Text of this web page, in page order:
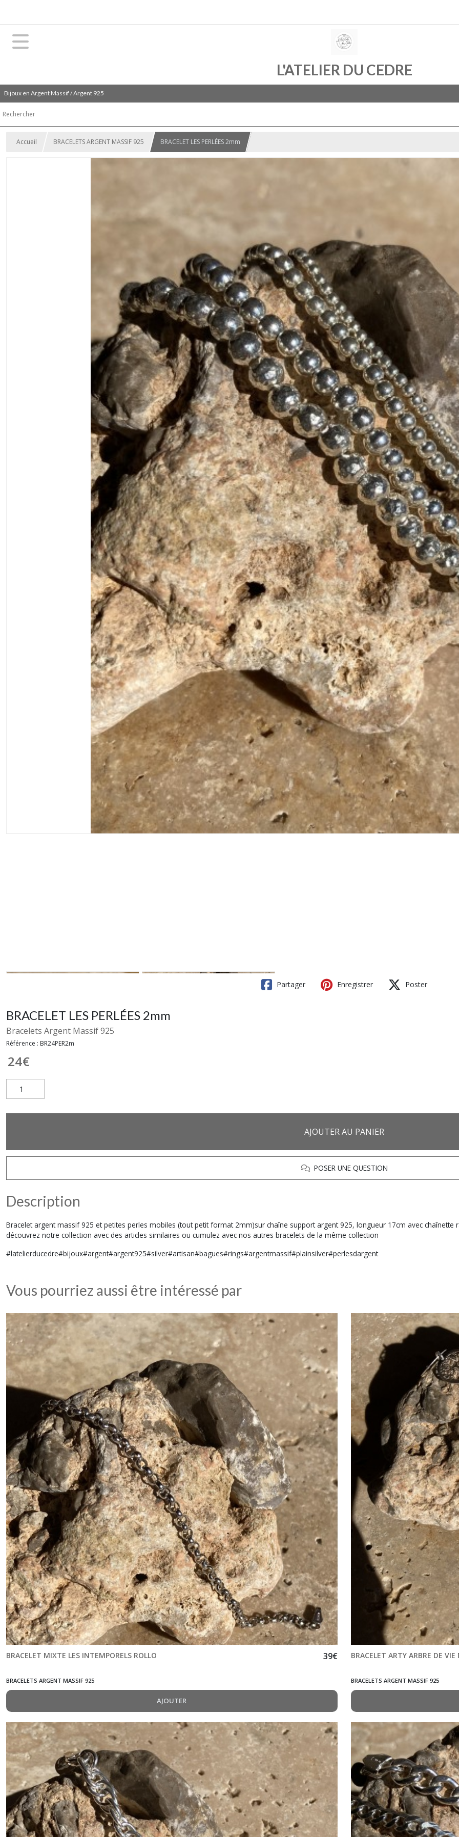
L'ATELIER DU CEDRE
Bijoux en Argent Massif / Argent 925
Accueil BRACELETS ARGENT MASSIF 925 BRACELET LES PERLÉES 2mm
Partager Enregistrer Poster
BRACELET LES PERLÉES 2mm
Bracelets Argent Massif 925
Référence : BR24PER2m
24€
AJOUTER AU PANIER
POSER UNE QUESTION
Description
Bracelet argent massif 925 et petites perles mobiles (tout petit format 2mm)sur chaîne support argent 925, longueur 17cm avec
découvrez notre collection avec des articles similaires ou cumulez avec nos autres bracelets de la même collection
#latelierducedre#bijoux#argent#argent925#silver#artisan#bagues#rings#argentmassif#plainsilver#perlesdargent
Vous pourriez aussi être intéressé par
BRACELET MIXTE LES INTEMPORELS ROLLO 39€
BRACELETS ARGENT MASSIF 925
AJOUTER
BRACELET ARTY ARBRE DE VIE
BRACELETS ARGENT MASSIF 925